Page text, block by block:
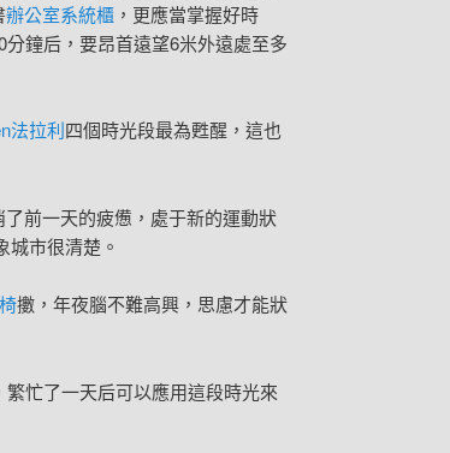
辦公室系統櫃，更應當掌握好時
鐘后，要昂首遠望6米外遠處至多
法拉利四個時光段最為甦醒，這也
前一天的疲憊，處于新的運動狀
城市很清楚。
擻，年夜腦不難高興，思慮才能狀
忙了一天后可以應用這段時光來